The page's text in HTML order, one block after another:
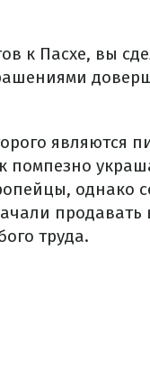
к Пасхе, вы
являются
однако
продавать
труда.